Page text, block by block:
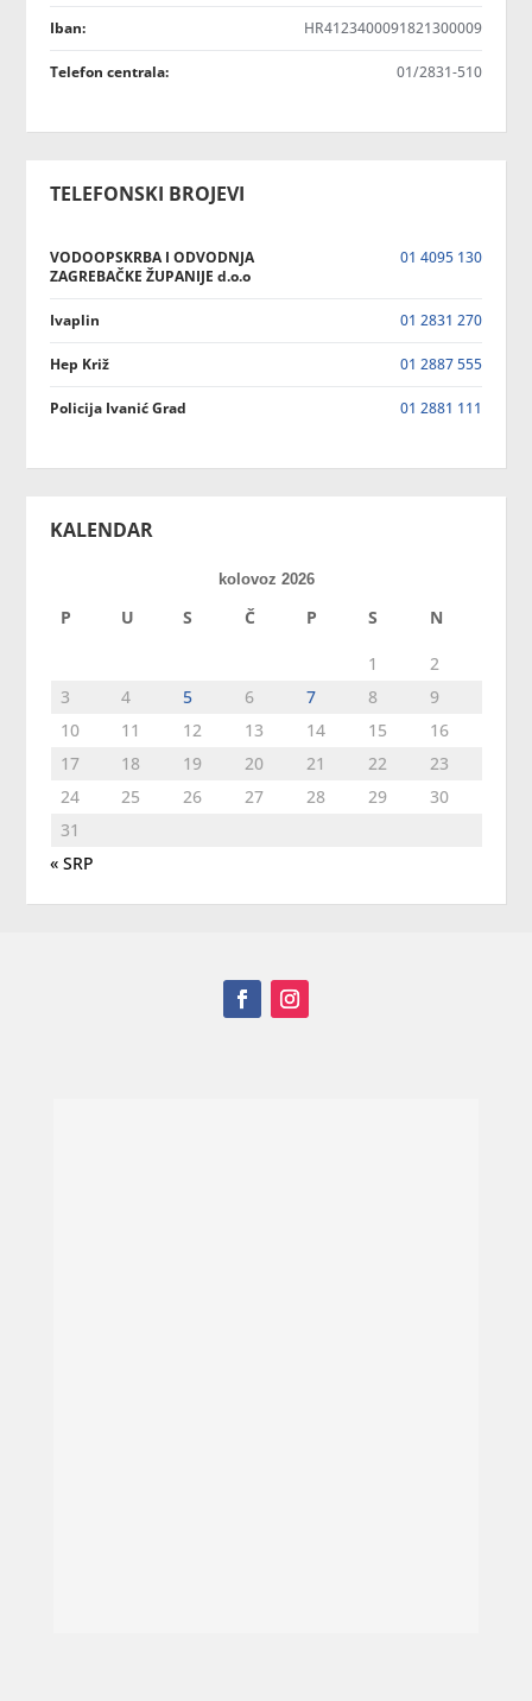
Iban: HR4123400091821300009
Telefon centrala: 01/2831-510
TELEFONSKI BROJEVI
VODOOPSKRBA I ODVODNJA
ZAGREBAČKE ŽUPANIJE d.o.o
01 4095 130
Ivaplin 01 2831 270
Hep Križ 01 2887 555
Policija Ivanić Grad 01 2881 111
KALENDAR
kolovoz 2026
P U S Č P S N
1
2
3
4 5 6 7 8
9
10
11 12 13 14 15
16
17
18 19 20 21 22
23
24
25 26 27 28 29
30
31
« SRP